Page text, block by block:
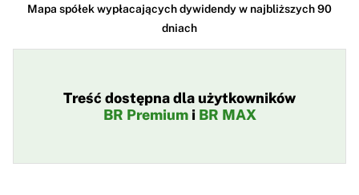
Mapa spółek wypłacających dywidendy w najbliższych 90
dniach
Treść dostępna dla użytkowników
BR Premiumi BR MAX